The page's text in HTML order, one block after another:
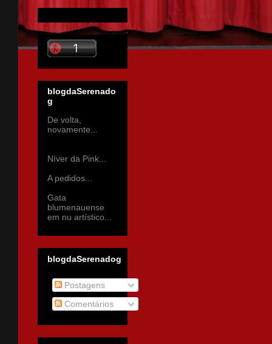
blogdaSerenado
g
De volta,
novamente...
Níver da Pink...
A pedidos...
Gata
blumenauense
em nu artístico...
blogdaSerenadog
Postagens
Comentários